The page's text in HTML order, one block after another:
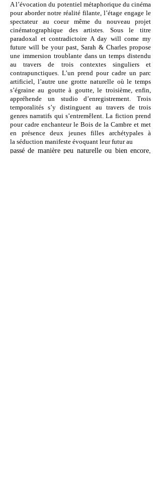
A l’évocation du potentiel métaphorique du cinéma
pour aborder notre réalité filante, l’étage engage le
spectateur au coeur même du nouveau projet
cinématographique des artistes. Sous le titre
paradoxal et contradictoire A day will come my
future will be your past, Sarah & Charles propose
une immersion troublante dans un temps distendu
au travers de trois contextes singuliers et
contrapunctiques. L’un prend pour cadre un parc
artificiel, l’autre une grotte naturelle où le temps
s’égraine au goutte à goutte, le troisième, enfin,
appréhende un studio d’enregistrement. Trois
temporalités s’y distinguent au travers de trois
genres narratifs qui s’entremêlent. La fiction prend
pour cadre enchanteur le Bois de la Cambre et met
en présence deux jeunes filles archétypales à
la séduction manifeste évoquant leur futur au
passé de manière peu naturelle ou bien encore,